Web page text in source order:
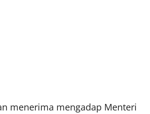
menerima mengadap Menteri